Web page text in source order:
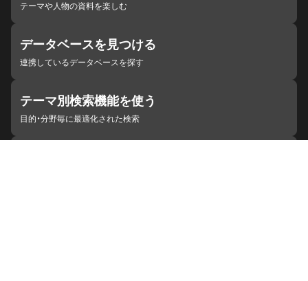
テーマや人物の資料を楽しむ
データベースを見つける
連携しているデータベースを探す
テーマ別検索機能を使う
目的・分野毎に最適化された検索